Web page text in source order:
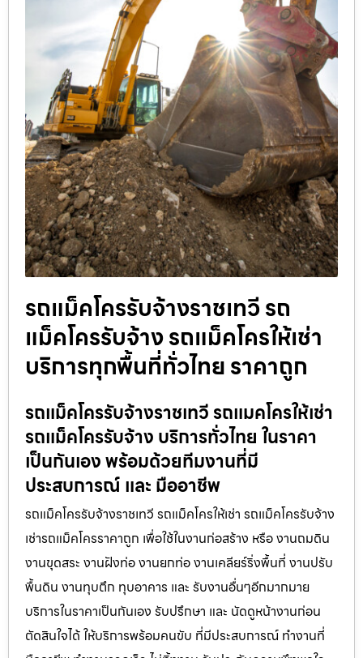
รถแม็คโครรับจ้างราชเทวี รถ
แม็คโครรับจ้าง รถแม็คโครให้เช่า
บริการทุกพื้นที่ทั่วไทย ราคาถูก
รถแม็คโครรับจ้างราชเทวี รถแมคโครให้เช่า
รถแม็คโครรับจ้าง บริการทั่วไทย ในราคา
เป็นกันเอง พร้อมด้วยทีมงานที่มี
ประสบการณ์ และ มืออาชีพ
รถแม็คโครรับจ้างราชเทวี รถแม็คโครให้เช่า รถแม็คโครรับจ้าง
เช่ารถแม็คโครราคาถูก เพื่อใช้ในงานก่อสร้าง หรือ งานถมดิน
งานขุดสระ งานฝังท่อ งานยกท่อ งานเคลียร์ริ่งพื้นที่ งานปรับ
พื้นดิน งานทุบตึก ทุบอาคาร และ รับงานอื่นๆอีกมากมาย
บริการในราคาเป็นกันเอง รับปรึกษา และ นัดดูหน้างานก่อน
ตัดสินใจได้ ให้บริการพร้อมคนขับ ที่มีประสบการณ์ ทำงานที่